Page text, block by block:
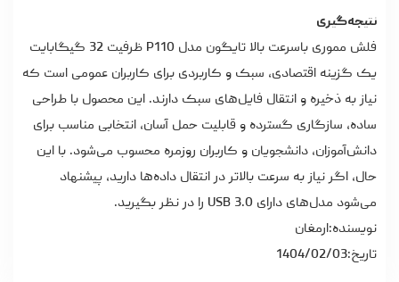
نتیجه‌گیری
فلش مموری باسرعت بالا
تایگون مدل P110 ظرفیت 32 گیگابایت
یک گزینه اقتصادی، سبک و کاربردی برای کاربران عمومی است که
نیاز به ذخیره و انتقال فایل‌های سبک دارند. این محصول با طراحی
ساده، سازگاری گسترده و قابلیت حمل آسان، انتخابی مناسب برای
دانش‌آموزان، دانشجویان و کاربران روزمره محسوب می‌شود. با این
حال، اگر نیاز به سرعت بالاتر در انتقال داده‌ها دارید، پیشنهاد
می‌شود مدل‌های دارای USB 3.0 را در نظر بگیرید.
نویسنده:ارمغان
تاریخ:1404/02/03